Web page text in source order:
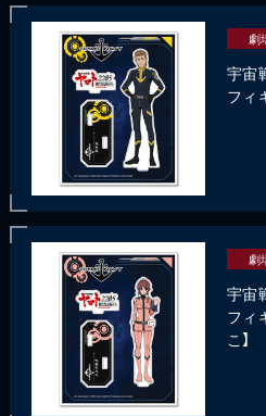
劇
宇宙
フィ
劇
宇宙
フィ
こ】